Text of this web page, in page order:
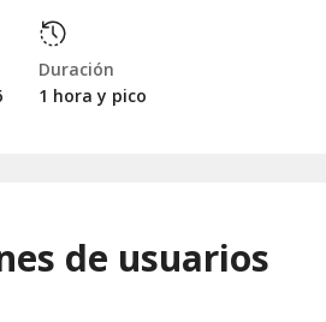
Duración
1 hora y pico
de usuarios